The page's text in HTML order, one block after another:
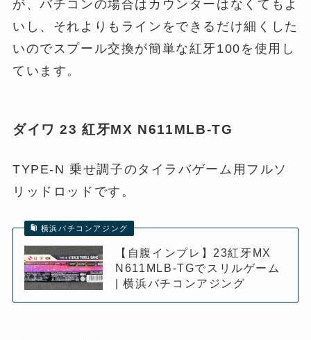
が、バチコンの場合はカウンターはなくてもよ
いし、それよりもラインをできるだけ細くした
いのでスプール交換が簡単な紅牙100を使用し
ています。
ダイワ 23 紅牙MX N611MLB-TG
TYPE-N 乗せ調子のタイラバゲーム用フルソ
リッドロッドです。
横浜バチコンアジング
【自腹インプレ】23紅牙MX
N611MLB-TGでスリルゲーム
| 横浜バチコンアジング